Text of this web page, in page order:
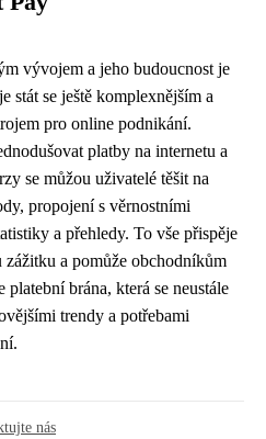
vývojem a jeho budoucnost je
stát se ještě komplexnějším a
pro online podnikání.
platby na internetu a
se můžou uživatelé těšit na
propojení s věrnostními
a přehledy. To vše přispěje
zážitku a pomůže obchodníkům
brána, která se neustále
trendy a potřebami
nás